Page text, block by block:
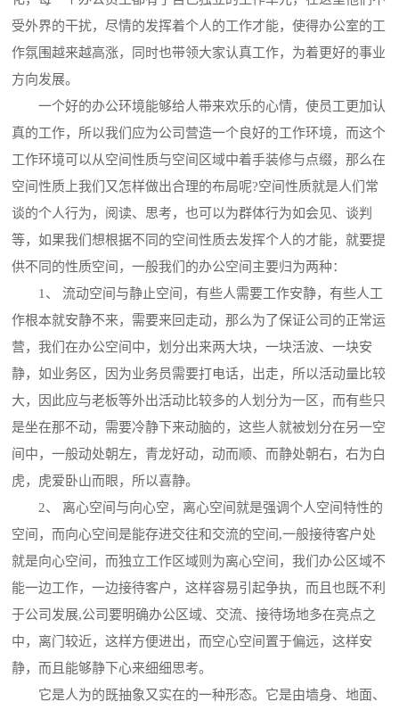
受外界的干扰，尽情的发挥着个人的工作才能，使得办公室的工
作氛围越来越高涨，同时也带领大家认真工作，为着更好的事业
方向发展。
一个好的办公环境能够给人带来欢乐的心情，使员工更加认
真的工作，所以我们应为公司营造一个良好的工作环境，而这个
工作环境可以从空间性质与空间区域中着手装修与点缀，那么在
空间性质上我们又怎样做出合理的布局呢?空间性质就是人们常
谈的个人行为，阅读、思考，也可以为群体行为如会见、谈判
等，如果我们想根据不同的空间性质去发挥个人的才能，就要提
供不同的性质空间，一般我们的办公空间主要归为两种：
1、 流动空间与静止空间，有些人需要工作安静，有些人工
作根本就安静不来，需要来回走动，那么为了保证公司的正常运
营，我们在办公空间中，划分出来两大块，一块活波、一块安
静，如业务区，因为业务员需要打电话，出走，所以活动量比较
大，因此应与老板等外出活动比较多的人划分为一区，而有些只
是坐在那不动，需要冷静下来动脑的，这些人就被划分在另一空
间中，一般动处朝左，青龙好动，动而顺、而静处朝右，右为白
虎，虎爱卧山而眼，所以喜静。
2、 离心空间与向心空，离心空间就是强调个人空间特性的
空间，而向心空间是能存进交往和交流的空间,一般接待客户处
就是向心空间，而独立工作区域则为离心空间，我们办公区域不
能一边工作，一边接待客户，这样容易引起争执，而且也既不利
于公司发展,公司要明确办公区域、交流、接待场地多在亮点之
中，离门较近，这样方便进出，而空心空间置于偏远，这样安
静，而且能够静下心来细细思考。
它是人为的既抽象又实在的一种形态。它是由墙身、地面、